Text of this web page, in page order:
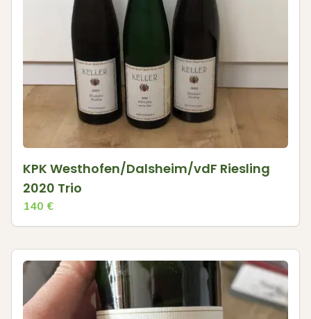
KPK Westhofen/Dalsheim/vdF Riesling
2020 Trio
140 €